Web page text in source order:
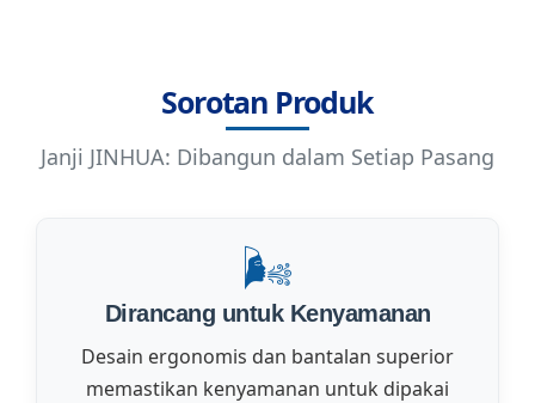
Sorotan Produk
Janji JINHUA: Dibangun dalam Setiap Pasang
🌬️
Dirancang untuk Kenyamanan
Desain ergonomis dan bantalan superior
memastikan kenyamanan untuk dipakai